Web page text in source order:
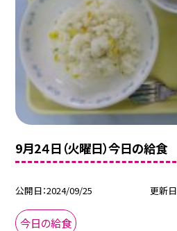
9月2４日（火曜日）今日の給食
公開日 2024/09/25 更新日
今日の給食